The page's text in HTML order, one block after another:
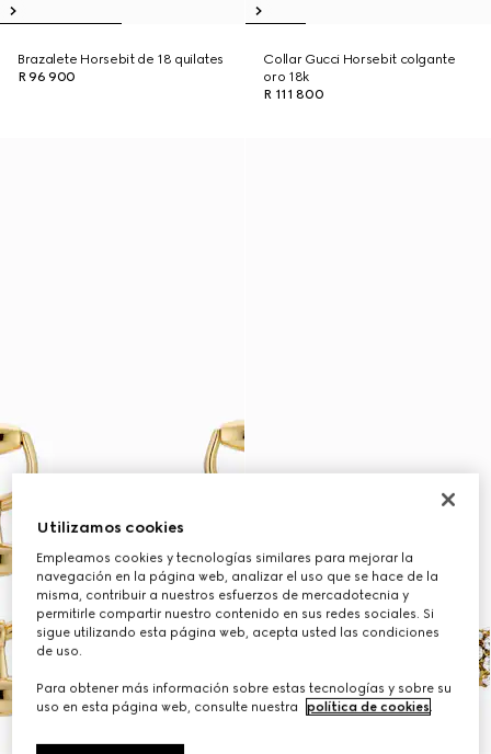
Brazalete Horsebit de 18 quilates
R 96 900
Collar Gucci Horsebit colgante
oro 18k
R 111 800
Utilizamos cookies
Empleamos cookies y tecnologías similares para mejorar la
navegación en la página web, analizar el uso que se hace de la
misma, contribuir a nuestros esfuerzos de mercadotecnia y
permitirle compartir nuestro contenido en sus redes sociales. Si
sigue utilizando esta página web, acepta usted las condiciones
de uso.
Para obtener más información sobre estas tecnologías y sobre su
uso en esta página web, consulte nuestra
política de cookies.